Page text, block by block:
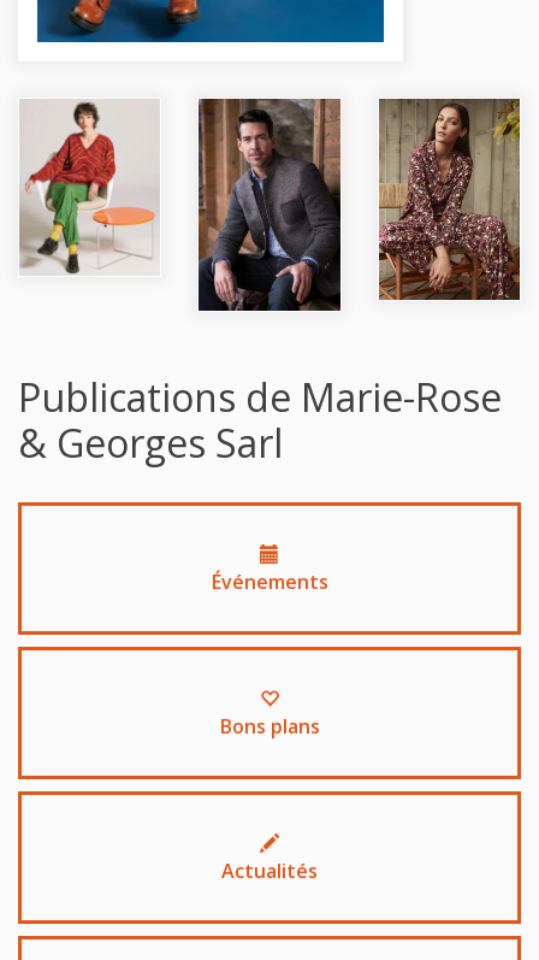
Publications de Marie-Rose
& Georges Sarl
Événements
Bons plans
Actualités